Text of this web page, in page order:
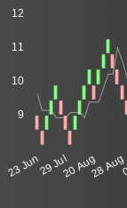
23 Jun29 Jul20 Aug28 Aug
9
10
11
12